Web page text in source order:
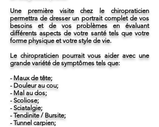
Une première visite chez le chiropraticien
permettra de dresser un portrait complet de vos
besoins et de vos problèmes en évaluant
différents aspects de votre santé tels que votre
forme physique et votre style de vie.
Le chiropraticien pourrait vous aider avec une
grande variété de symptômes tels que:
- Maux de tête;
- Douleur au cou;
- Mal au dos;
- Scoliose;
- Sciatalgie;
- Tendinite / Bursite;
- Tunnel carpien;